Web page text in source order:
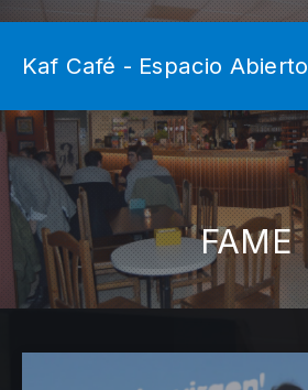
Kaf Café - Espacio Abierto
FAME